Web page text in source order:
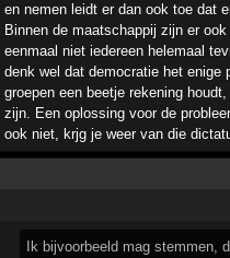
en nemen leidt er dan ook toe dat
Binnen de maatschappij zijn er
eenmaal niet iedereen helemaal
denk wel dat democratie het
groepen een beetje rekening
zijn. Een oplossing voor de
ook niet, krjg je weer van die
Ik bijvoorbeeld mag stemmen,